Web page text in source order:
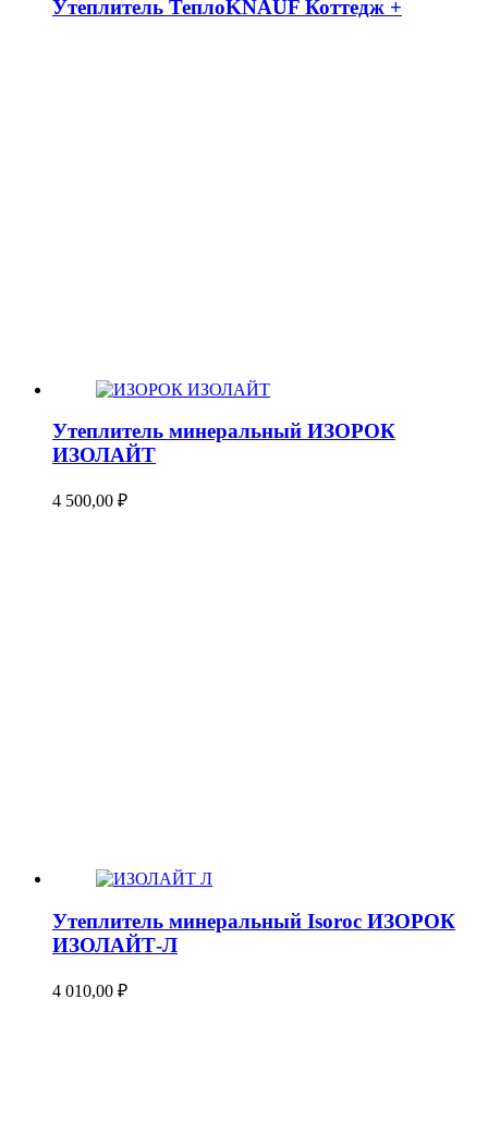
Утеплитель ТеплоKNAUF Коттедж +
Утеплитель минеральный ИЗОРОК
ИЗОЛАЙТ
4 500,00 ₽
Утеплитель минеральный Isoroc ИЗОРОК
ИЗОЛАЙТ-Л
4 010,00 ₽